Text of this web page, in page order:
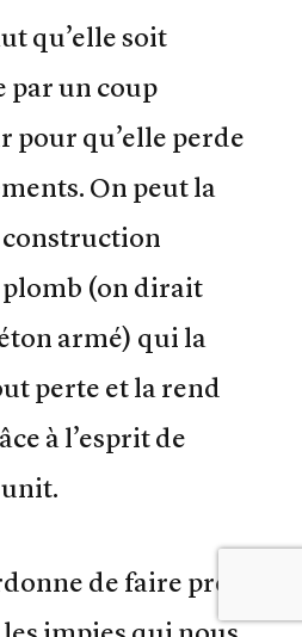
qu’elle soit
un coup
qu’elle perde
On peut la
construction
(on dirait
armé) qui la
perte et la rend
à l’esprit de
de faire preuve